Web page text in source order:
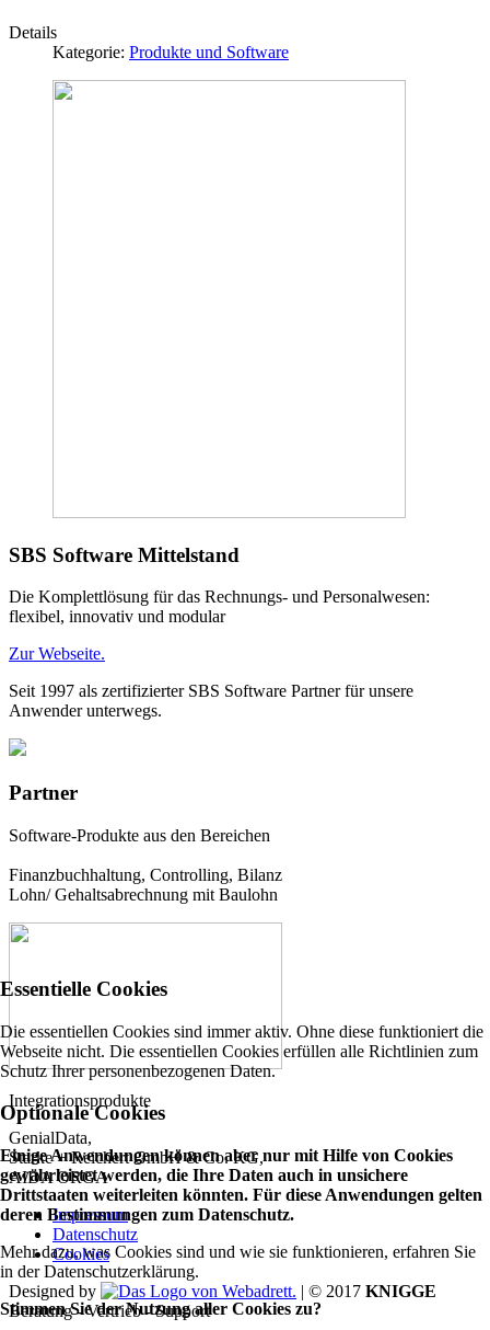
Details
Kategorie: Produkte und Software
SBS Software Mittelstand
Die Komplettlösung für das Rechnungs- und Personalwesen:
flexibel, innovativ und modular
Zur Webseite.
Seit 1997 als zertifizierter SBS Software Partner für unsere
Anwender unterwegs.
Partner
Software-Produkte aus den Bereichen
Finanzbuchhaltung, Controlling, Bilanz
Lohn/ Gehaltsabrechnung mit Baulohn
Integrationsprodukte
GenialData,
Starke + Reichert GmbH & Co. KG,
AIDA ORGA
Impressum
Datenschutz
Cookies
Designed by
| © 2017 KNIGGE
Beratung - Vertrieb - Support
Essentielle Cookies
Die essentiellen Cookies sind immer aktiv. Ohne diese funktioniert die
Webseite nicht. Die essentiellen Cookies erfüllen alle Richtlinien zum
Schutz Ihrer personenbezogenen Daten.
Optionale Cookies
Einige Anwendungen können aber nur mit Hilfe von Cookies
gewährleistet werden, die Ihre Daten auch in unsichere
Drittstaaten weiterleiten könnten. Für diese Anwendungen gelten
deren Bestimmungen zum Datenschutz.
Mehr dazu, was Cookies sind und wie sie funktionieren, erfahren Sie
in der Datenschutzerklärung.
Stimmen Sie der Nutzung aller Cookies zu?